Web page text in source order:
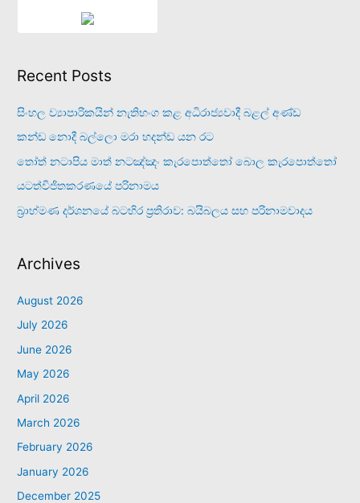
Recent Posts
සිංහල ව්‍යාපාරිකයින් නැතිභංග කළ අධිරාජ්‍යවාදී බළල් අණ්ඩ
කන්ඩ නොදී බල්ලො මරා හදන්ඩ යන රට
තෝත් නටාපිය මාත් නටඤ්ඤං කැරපොත්තෝ බොල කැරපොත්තෝ
යටත්විජිතකරණයේ පරිනාමය
බ්‍රාහ්මණ දර්ශනයේ බටහිර ප්‍රතිරාව: බයිබලය සහ පරිනාමවාදය
Archives
August 2026
July 2026
June 2026
May 2026
April 2026
March 2026
February 2026
January 2026
December 2025